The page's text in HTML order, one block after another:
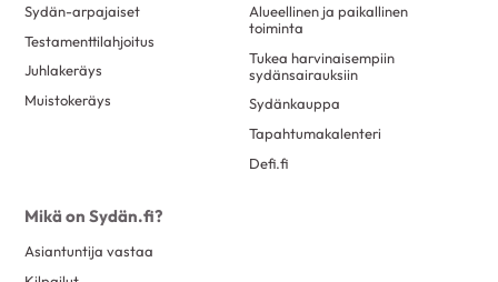
Sydän-arpajaiset
Testamenttilahjoitus
Juhlakeräys
Muistokeräys
Alueellinen ja paikallinen
toiminta
Tukea harvinaisempiin
sydänsairauksiin
Sydänkauppa
Tapahtumakalenteri
Defi.fi
Mikä on Sydän.fi?
Asiantuntija vastaa